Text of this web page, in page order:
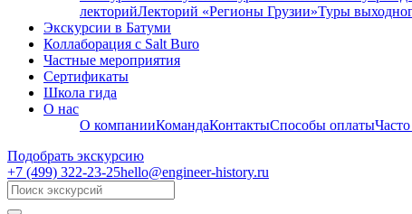
лекторийЛекторий «Регионы Грузии»Туры
Экскурсии в Батуми
Коллаборация с Salt Buro
Частные мероприятия
Сертификаты
Школа гида
О нас
О компанииКомандаКонтактыСпособы оплаты
Подобрать экскурсию
+7 (499) 322-23-25hello@engineer-history.ru